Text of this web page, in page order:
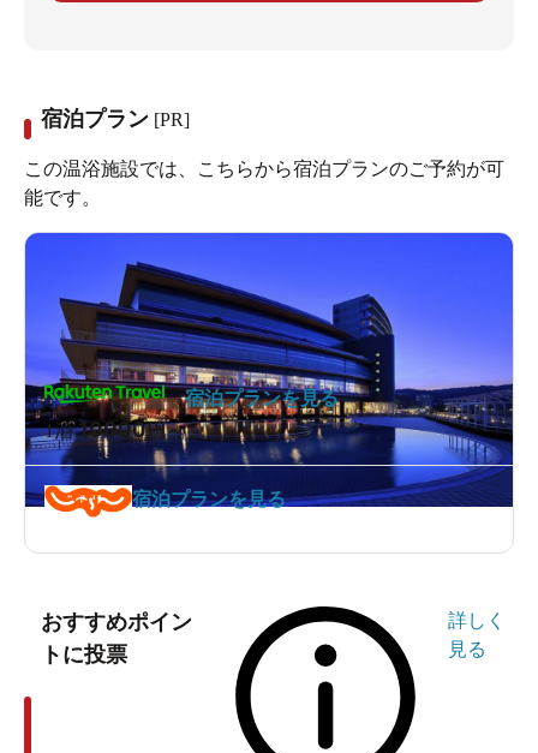
宿泊プラン [PR]
この温浴施設では、こちらから宿泊プランのご予約が可
能です。
1泊10000円～
宿泊プランを見る
宿泊プランを見る
おすすめポイン
トに投票
詳しく
見る